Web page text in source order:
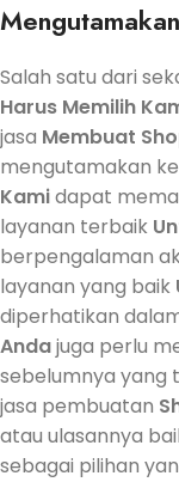
Salah satu dari
Harus Memilih
jasa Membuat
mengutamakan
Kamidapat
layanan terbaik
berpengalaman
layanan yang baik
diperhatikan
Andajuga perlu
sebelumnya yang
jasa pembuatan
atau ulasannya
sebagai pilihan